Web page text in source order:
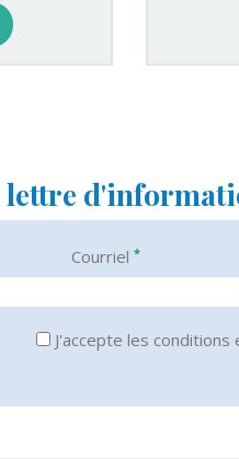
lettre
Courriel *
J'accepte les